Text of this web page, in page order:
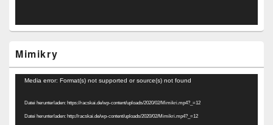
Mimikry
Video-
Media error: Format(s) not supported or source(s) not found
Datei herunterladen: https://racskai.de/wp-content/uploads/2020/02/Mimikri.mp4?_=12
Datei herunterladen: http://racskai.de/wp-content/uploads/2020/02/Mimikri.mp4?_=12